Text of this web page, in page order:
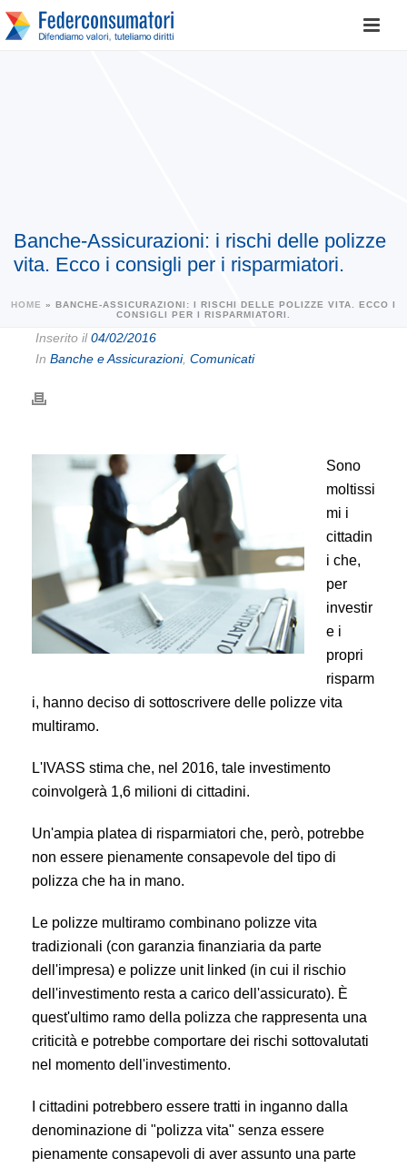
Banche-Assicurazioni: i rischi delle polizze
vita. Ecco i consigli per i risparmiatori.
HOME » BANCHE-ASSICURAZIONI: I RISCHI DELLE POLIZZE VITA. ECCO I
CONSIGLI PER I RISPARMIATORI.
Inserito il04/02/2016
In Banche e Assicurazioni, Comunicati
Sono
moltissi
mi i
cittadin
i che,
per
investir
e i
propri
risparm
i, hanno deciso di sottoscrivere delle polizze vita
multiramo.
L'IVASS stima che, nel 2016, tale investimento
coinvolgerà 1,6 milioni di cittadini.
Un'ampia platea di risparmiatori che, però, potrebbe
non essere pienamente consapevole del tipo di
polizza che ha in mano.
Le polizze multiramo combinano polizze vita
tradizionali (con garanzia finanziaria da parte
dell'impresa) e polizze unit linked (in cui il rischio
dell'investimento resta a carico dell'assicurato). È
quest'ultimo ramo della polizza che rappresenta una
criticità e potrebbe comportare dei rischi sottovalutati
nel momento dell'investimento.
I cittadini potrebbero essere tratti in inganno dalla
denominazione di "polizza vita" senza essere
pienamente consapevoli di aver assunto una parte